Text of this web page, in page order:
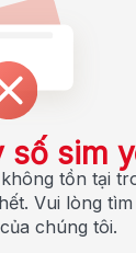
số sim
tồn tại
Vui lòng
chúng tôi.